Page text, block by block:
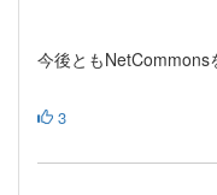
今後ともNetCommons
3